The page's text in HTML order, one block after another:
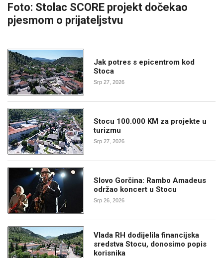
Foto: Stolac SCORE projekt dočekao
pjesmom o prijateljstvu
Jak potres s epicentrom kod
Stoca
Srp 27, 2026
Stocu 100.000 KM za projekte u
turizmu
Srp 27, 2026
Slovo Gorčina: Rambo Amadeus
održao koncert u Stocu
Srp 26, 2026
Vlada RH dodijelila financijska
sredstva Stocu, donosimo popis
korisnika